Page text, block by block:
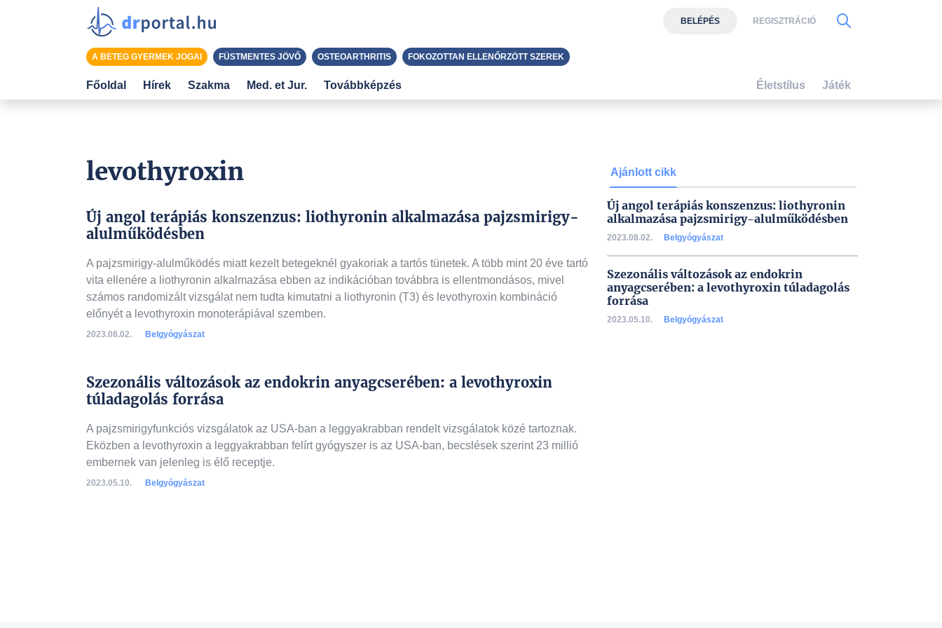
levothyroxin
Új angol terápiás konszenzus: liothyronin alkalmazása pajzsmirigy-
alulműködésben
A pajzsmirigy-alulműködés miatt kezelt betegeknél gyakoriak a tartós tünetek. A több mint 20 éve tartó
vita ellenére a liothyronin alkalmazása ebben az indikációban továbbra is ellentmondásos, mivel
számos randomizált vizsgálat nem tudta kimutatni a liothyronin (T3) és levothyroxin kombináció
előnyét a levothyroxin monoterápiával szemben.
2023.08.02. Belgyógyászat
Szezonális változások az endokrin anyagcserében: a levothyroxin
túladagolás forrása
A pajzsmirigyfunkciós vizsgálatok az USA-ban a leggyakrabban rendelt vizsgálatok közé tartoznak.
Eközben a levothyroxin a leggyakrabban felírt gyógyszer is az USA-ban, becslések szerint 23 millió
embernek van jelenleg is élő receptje.
2023.05.10. Belgyógyászat
Ajánlott cikk
Új angol terápiás konszenzus: liothyronin
alkalmazása pajzsmirigy-alulműködésben
2023.08.02. Belgyógyászat
Szezonális változások az endokrin
anyagcserében: a levothyroxin túladagolás
forrása
2023.05.10. Belgyógyászat
BELÉPÉS REGISZTRÁCIÓ
A BETEG GYERMEK JOGAI FÜSTMENTES JÖVŐ OSTEOARTHRITIS FOKOZOTTAN ELLENŐRZÖTT SZEREK
Főoldal Hírek Szakma Med. et Jur. Továbbképzés Életstílus Játék